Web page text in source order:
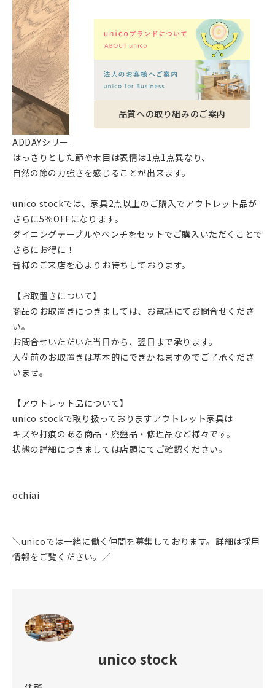
品質への取り組みのご案内
ADDAYシリーズは節のあるオーク材を使用しています。
はっきりとした節や木目は表情は1点1点異なり、
自然の節の力強さを感じることが出来ます。
unico stockでは、家具2点以上のご購入でアウトレット品が
さらに5％OFFになります。
ダイニングテーブルやベンチをセットでご購入いただくことで
さらにお得に！
皆様のご来店を心よりお待ちしております。
【お取置きについて】
商品のお取置きにつきましては、お電話にてお問合せくださ
い。
お問合せいただいた当日から、翌日まで承ります。
入荷前のお取置きは基本的にできかねますのでご了承くださ
いませ。
【アウトレット品について】
unico stockで取り扱っておりますアウトレット家具は
キズや打痕のある商品・廃盤品・修理品など様々です。
状態の詳細につきましては店頭にてご確認ください。
ochiai
＼unicoでは一緒に働く仲間を募集しております。詳細は採用
情報をご覧ください。／
unico stock